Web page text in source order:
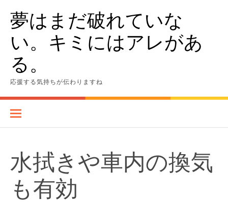
content夢はまだ破れていな
い。キミにはアレがあ
る。
応援する気持ちが伝わりますね
水拭きや車内の換気
も有効